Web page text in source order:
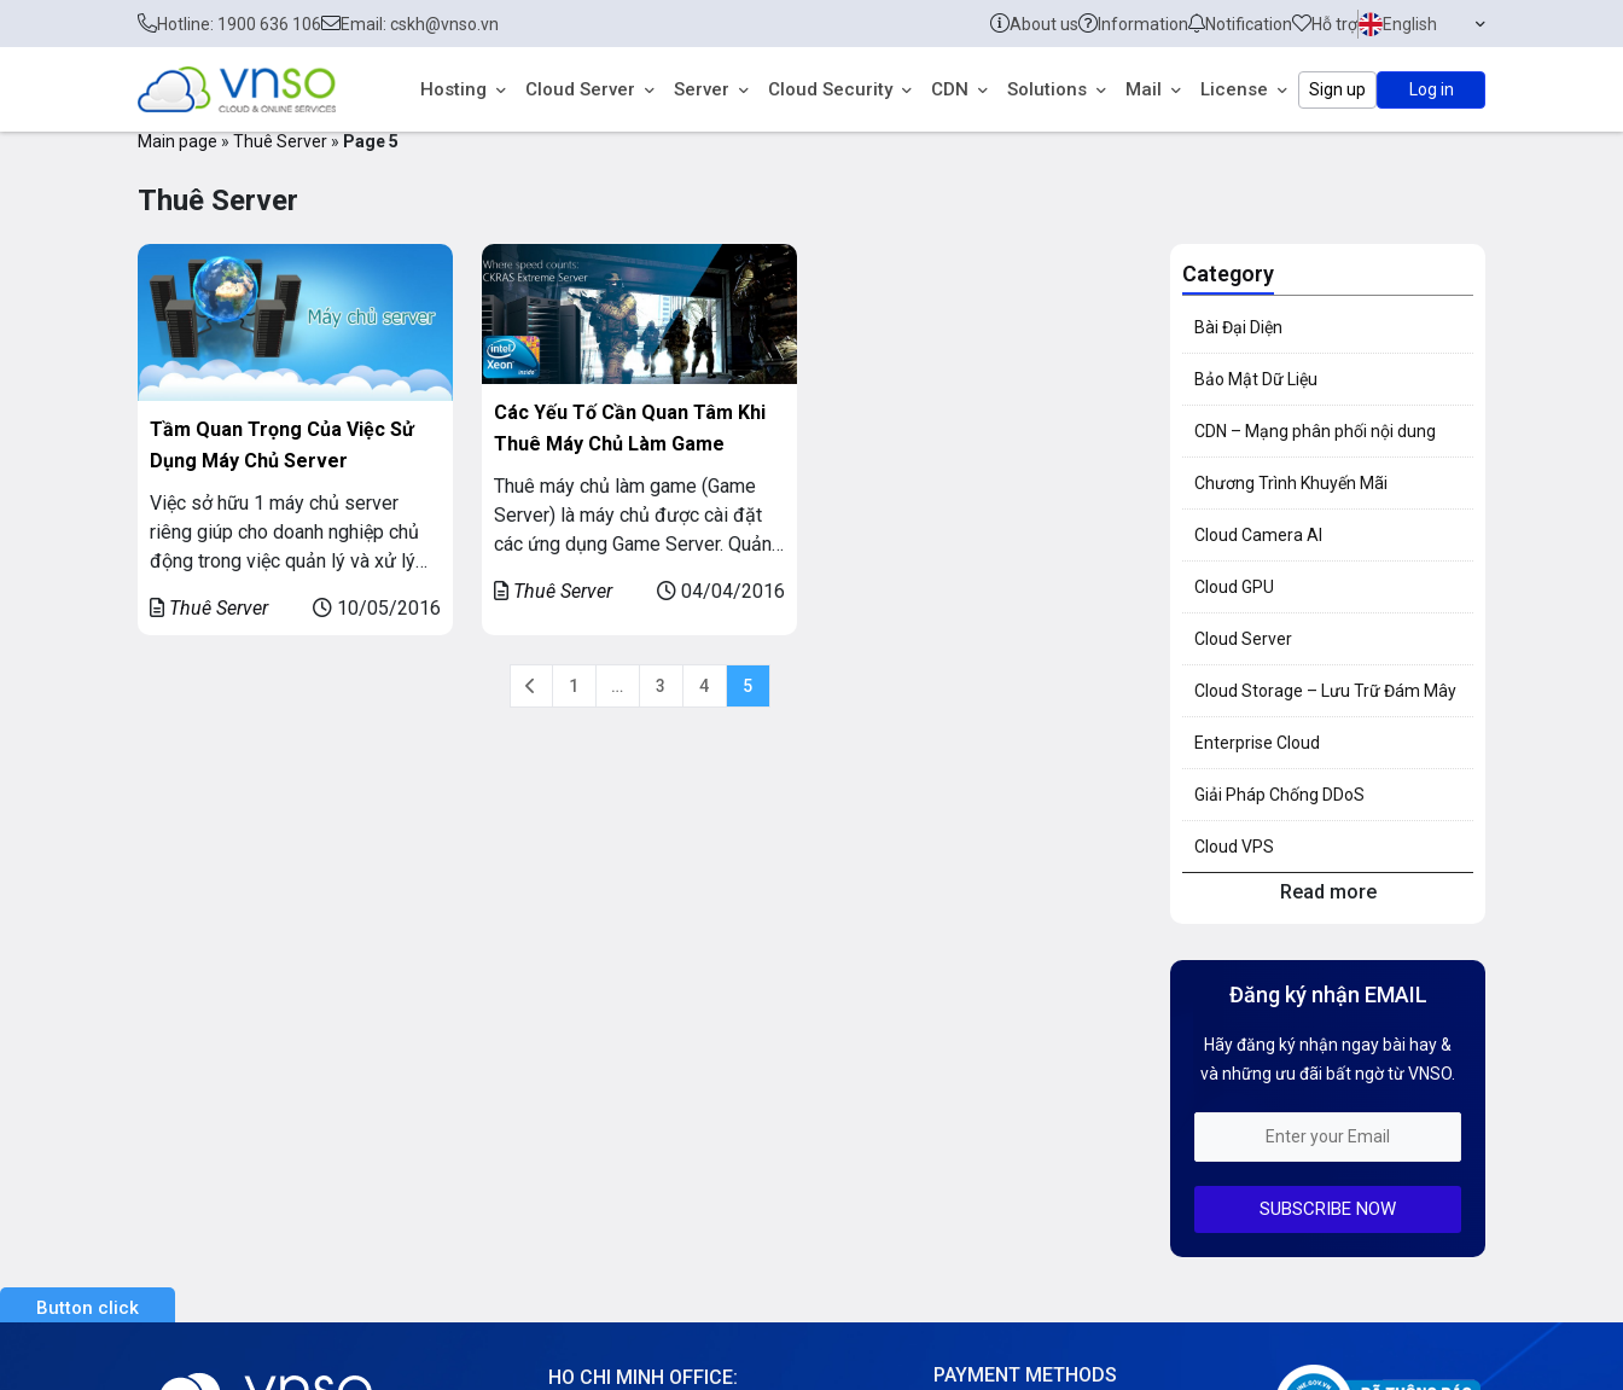
Hotline: 1900 636 106 Email: cskh@vnso.vn About us Information Notification Hỗ trợ English
Hosting Cloud Server Server Cloud Security CDN Solutions Mail License Sign up Log in
Main page » Thuê Server » Page 5
Thuê Server
Tầm Quan Trọng Của Việc Sử
Dụng Máy Chủ Server
Việc sở hữu 1 máy chủ server
riêng giúp cho doanh nghiệp chủ
động trong việc quản lý và xử lý
cung cấp thứ 3. Quan trọng hơn là
Thuê Server 10/05/2016
Các Yếu Tố Cần Quan Tâm Khi
Thuê Máy Chủ Làm Game
Thuê máy chủ làm game (Game
Server) là máy chủ được cài đặt
các ứng dụng Game Server. Quản
kiện trong một hoặc nhiều trò chơi.
tâm xử lý, truyền tải và nhận dữ
liệu. Cho phép người chơi game […]
Thuê Server 04/04/2016
1 … 3 4 5
Category
Bài Đại Diện
Bảo Mật Dữ Liệu
CDN – Mạng phân phối nội dung
Chương Trình Khuyến Mãi
Cloud Camera AI
Cloud GPU
Cloud Server
Cloud Storage – Lưu Trữ Đám Mây
Enterprise Cloud
Giải Pháp Chống DDoS
Cloud VPS
Hosting Knowledge
Hướng dẫn Tên miền
Kiến thức AI
Mỗi tuần 01 Server
Server AI
Server Dedicated (Máy chủ riêng)
Server Windows
Read more
Đăng ký nhận EMAIL
Hãy đăng ký nhận ngay bài hay &
và những ưu đãi bất ngờ từ VNSO.
SUBSCRIBE NOW
Button click
HO CHI MINH OFFICE: PAYMENT METHODS